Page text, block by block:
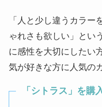
「人と少し違うカラー
ゃれさも欲しい」とい
に感性を大切にしたい
気が好きな方に人気の
「シトラス」を購